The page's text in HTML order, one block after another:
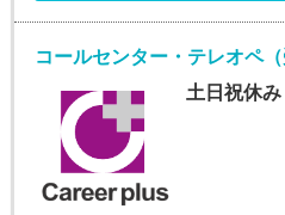
土日祝休み